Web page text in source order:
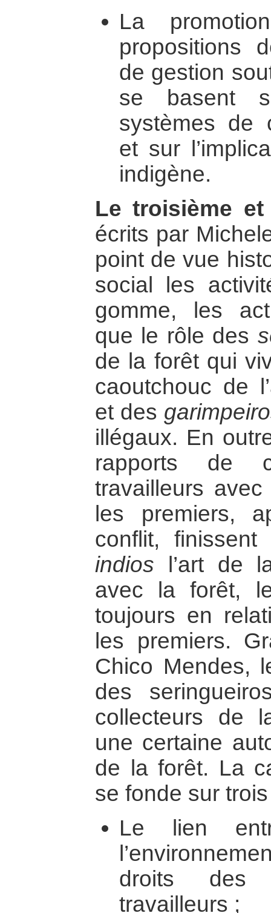
La
propositions
de gestion
se basent
systèmes de
et sur
indigène.
Le troisième
écrits par
point de vue
social les
gomme, les
que le rôle des
de la forêt qui
caoutchouc de
et des
illégaux. En
rapports de
travailleurs
les premiers,
conflit,
indios l’art de
avec la forêt,
toujours en
les premiers.
Chico Mendes,
des
collecteurs de
une certaine
de la forêt. La
se fonde sur
Le lien
droits des
travailleurs ;